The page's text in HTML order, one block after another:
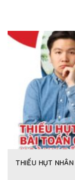
THIẾU HỤT